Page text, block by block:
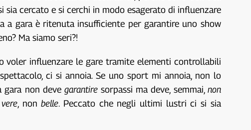
cercato e si cerchi in modo esagerato di influenzare
a gara è ritenuta insufficiente per garantire uno show
Ma siamo seri?!
voler influenzare le gare tramite elementi controllabili
ci si annoia. Se uno sport mi annoia, non lo
gara non deve garantiresorpassi ma deve, semmai, non
vere , nonbelle. Peccato che negli ultimi lustri ci si sia